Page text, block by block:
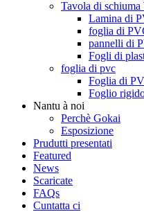
Tavola di schiuma
Lamina di
foglia di
pannelli di
Fogli di
foglia di pvc
Foglia di
Foglio
Nantu à noi
Perchè Gokai
Esposizione
Prudutti presentati
Featured
News
Scaricate
FAQs
Cuntatta ci